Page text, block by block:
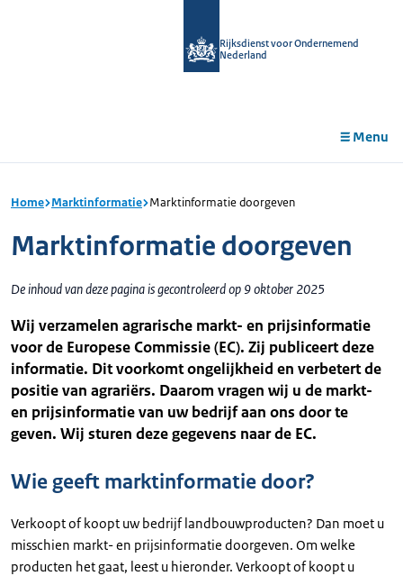
Rijksdienst voor Ondernemend
Nederland
Menu
Home Marktinformatie Marktinformatie doorgeven
Marktinformatie doorgeven
De inhoud van deze pagina is gecontroleerd op 9 oktober 2025
Wij verzamelen agrarische markt- en prijsinformatie
voor de Europese Commissie (EC). Zij publiceert deze
informatie. Dit voorkomt ongelijkheid en verbetert de
positie van agrariërs. Daarom vragen wij u de markt-
en prijsinformatie van uw bedrijf aan ons door te
geven. Wij sturen deze gegevens naar de EC.
Wie geeft marktinformatie door?
Verkoopt of koopt uw bedrijf landbouwproducten? Dan moet u
misschien markt- en prijsinformatie doorgeven. Om welke
producten het gaat, leest u hieronder. Verkoopt of koopt u